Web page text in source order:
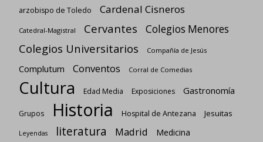
arzobispo de Toledo
Cardenal Cisneros
Catedral-Magistral Cervantes Colegios Menores
Colegios Universitarios Compañía de Jesús
Complutum Conventos Corral de Comedias
Cultura Edad Media Exposiciones Gastronomía
Grupos Historia Hospital de Antezana Jesuitas
Leyendas literatura Madrid Medicina